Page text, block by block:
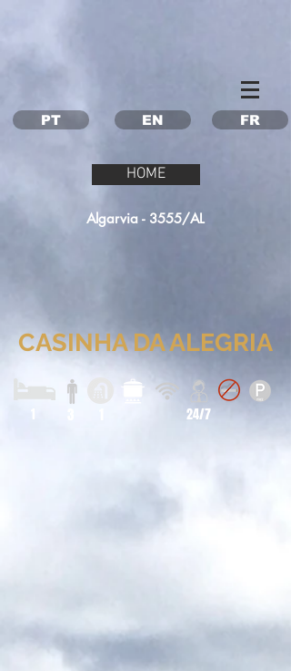
PT EN FR
HOME
Algarvia - 3555/AL
CASINHA DA ALEGRIA
24/7